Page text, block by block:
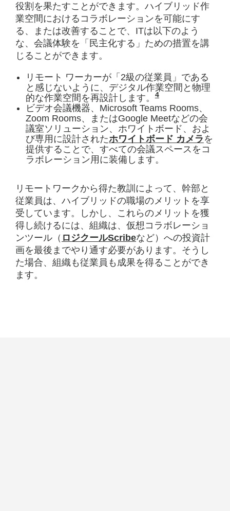
役割を果たすことができます。ハイブリッド作
業空間におけるコラボレーションを可能にす
る、または改善することで、ITは以下のよう
な、会議体験を「民主化する」ための措置を講
じることができます。
リモート ワーカーが「2級の従業員」である
と感じないように、デジタル作業空間と物理
的な作業空間を再設計します。4Stefan
ビデオ会議機器、Microsoft Teams Rooms、
Zoom Rooms、またはGoogle Meetなどの会
議室ソリューション、ホワイトボード、およ
び専用に設計されたホワイトボード カメラ を
提供することで、すべての会議スペースをコ
ラボレーション用に装備します。
リモートワークから得た教訓によって、幹部と
従業員は、ハイブリッドの職場のメリットを享
受しています。しかし、これらのメリットを獲
得し続けるには、組織は、仮想コラボレーショ
ンツール（ ロジクールScribeなど）への投資計
画を最後までやり通す必要があります。そうし
た場合、組織も従業員も成果を得ることができ
ます。